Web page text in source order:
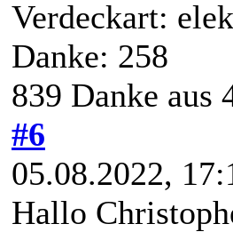
Verdeckart:
Danke: 258
839 Danke aus
#6
05.08.2022,
Hallo